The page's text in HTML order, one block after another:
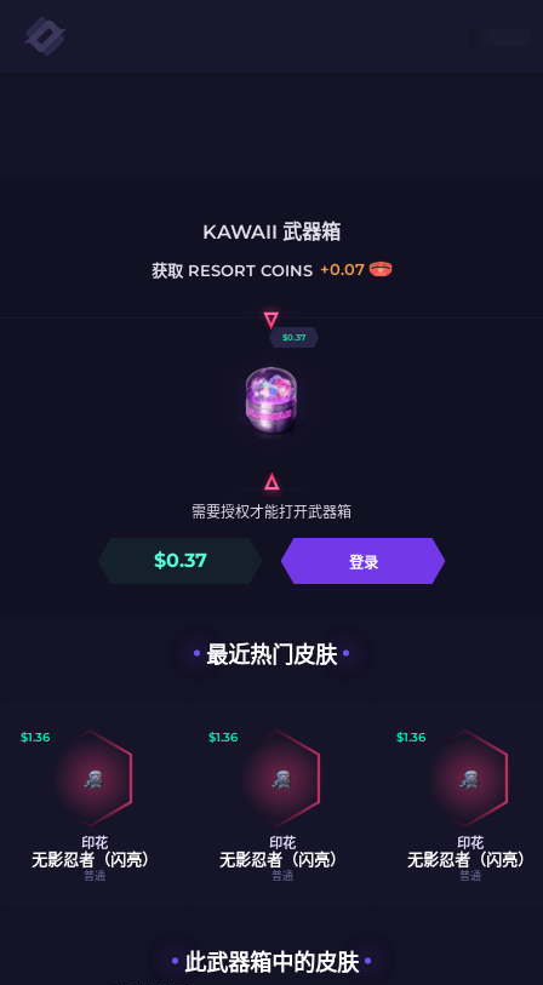
KAWAII 武器箱
获取RESORT COINS +0.07
$0.37
$0.37 登录
需要授权才能打开武器箱
最近热门皮肤
$1.36
印花
无影忍者（闪亮）
普通
$1.36
印花
无影忍者（闪亮）
普通
$1.36
印花
无影忍者（闪亮）
普通
此武器箱中的皮肤